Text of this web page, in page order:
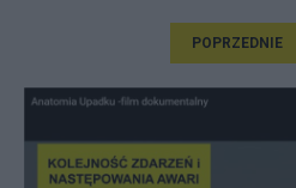
POPRZEDNIE